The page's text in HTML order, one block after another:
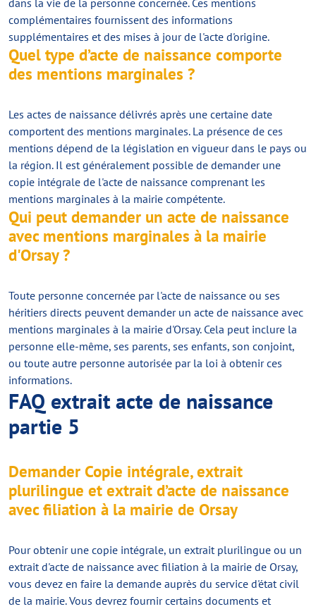
dans la vie de la personne concernée. Ces mentions
complémentaires fournissent des informations
supplémentaires et des mises à jour de l'acte d'origine.
Quel type d’acte de naissance comporte
des mentions marginales ?
Les actes de naissance délivrés après une certaine date
comportent des mentions marginales. La présence de ces
mentions dépend de la législation en vigueur dans le pays ou
la région. Il est généralement possible de demander une
copie intégrale de l'acte de naissance comprenant les
mentions marginales à la mairie compétente.
Qui peut demander un acte de naissance
avec mentions marginales à la mairie
d'Orsay ?
Toute personne concernée par l'acte de naissance ou ses
héritiers directs peuvent demander un acte de naissance avec
mentions marginales à la mairie d'Orsay. Cela peut inclure la
personne elle-même, ses parents, ses enfants, son conjoint,
ou toute autre personne autorisée par la loi à obtenir ces
informations.
FAQ extrait acte de naissance
partie 5
Demander Copie intégrale, extrait
plurilingue et extrait d’acte de naissance
avec filiation à la mairie de Orsay
Pour obtenir une copie intégrale, un extrait plurilingue ou un
extrait d'acte de naissance avec filiation à la mairie de Orsay,
vous devez en faire la demande auprès du service d'état civil
de la mairie. Vous devrez fournir certains documents et